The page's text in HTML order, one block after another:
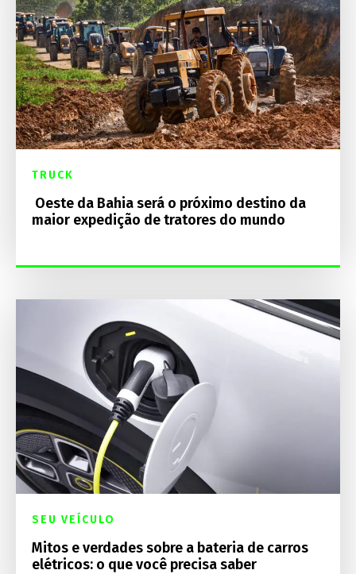
TRUCK
Oeste da Bahia será o próximo destino da
maior expedição de tratores do mundo
SEU VEÍCULO
Mitos e verdades sobre a bateria de carros
elétricos: o que você precisa saber